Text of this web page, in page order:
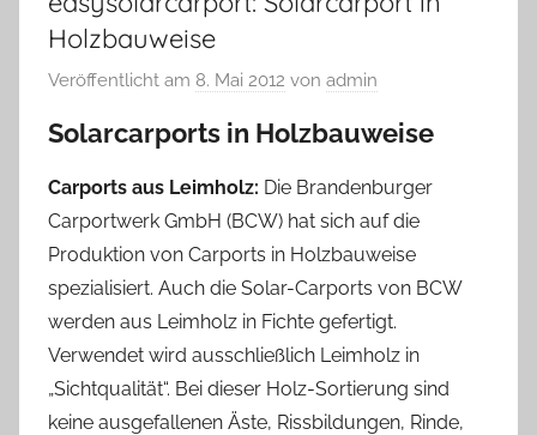
Holzbauweise
Veröffentlicht am 8. Mai 2012 von admin
Solarcarports in Holzbauweise
Carports aus Leimholz: Die Brandenburger
Carportwerk GmbH (BCW) hat sich auf die
Produktion von Carports in Holzbauweise
spezialisiert. Auch die Solar-Carports von BCW
werden aus Leimholz in Fichte gefertigt.
Verwendet wird ausschließlich Leimholz in
„Sichtqualität“. Bei dieser Holz-Sortierung sind
keine ausgefallenen Äste, Rissbildungen, Rinde,